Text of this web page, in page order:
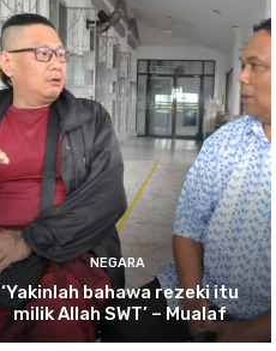
NEGARA
‘Yakinlahbahawa rezeki itu
milik Allah SWT’ – Mualaf